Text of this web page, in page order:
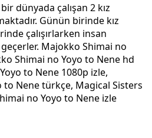
dünyada çalışan 2 kız
Günün birinde kız
çalışırlarken insan
Majokko Shimai no
Shimai no Yoyo to Nene hd
to Nene 1080p izle,
to Nene türkçe, Magical Sisters
no Yoyo to Nene izle